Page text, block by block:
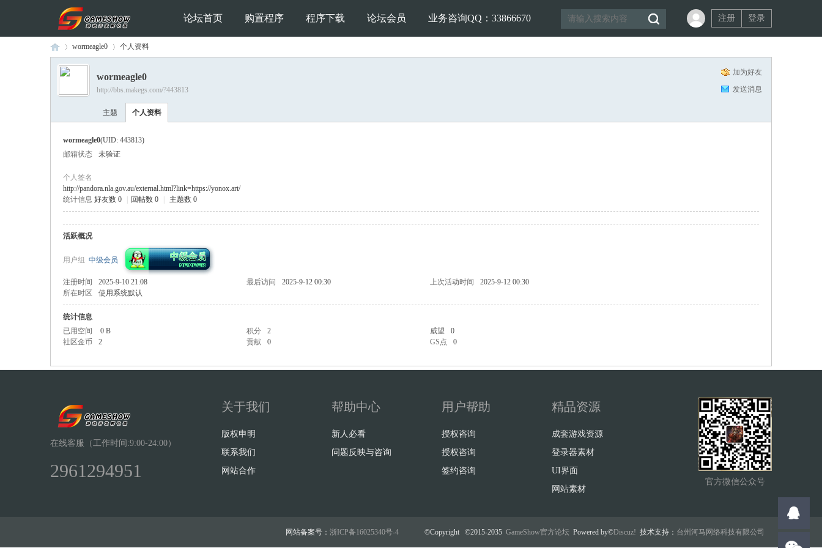
论坛首页 购置程序 程序下载 论坛会员 业务咨询QQ：33866670 注册 登录
ow
›
wormeagle0 个人资料
加为好友
发送消息
wormeagle0
http://bbs.makegs.com/?443813
主题 个人资料
wormeagle0(UID: 443813)
邮箱状态
未验证
个人签名
http://pandora.nla.gov.au/external.html?link=https://yonox.art/
统计信息 好友数 0 回帖数 0 主题数 0
活跃概况
用户组 中级会员
注册时间 2025-9-10 21:08 最后访问 2025-9-12 00:30 上次活动时间
2025-9-12 00:30
所在时区
使用系统默认
统计信息
已用空间
0 B 积分 2 威望
0
社区金币
2 贡献 0 GS点 0
在线客服（工作时间:9:00-24:00）
2961294951
关于我们
版权申明
联系我们
网站合作
帮助中心
新人必看
问题反映与咨询
用户帮助
授权咨询
授权咨询
签约咨询
精品资源
成套游戏资源
登录器素材
UI界面
网站素材
官方微信公众号
网站备案号： 浙ICP备16025340号-4 ©Copyright ©2015-2035 GameShow官方论坛 Powered by©Discuz! 技术支持： 台州河马网络科技有限公司